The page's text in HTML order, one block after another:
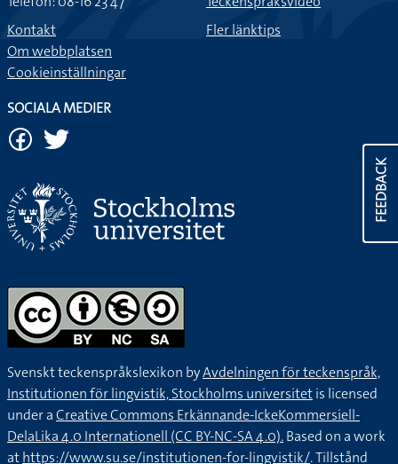
FEEDBACK
Kontakt
Om webbplatsen
Cookieinställningar
Fler länktips
SOCIALA MEDIER
Svenskt teckenspråkslexikon byAvdelningen för teckenspråk,
Institutionen för lingvistik, Stockholms universitetis licensed
under aCreative Commons Erkännande-IckeKommersiell-
DelaLika 4.0 Internationell (CC BY-NC-SA 4.0).Based on a work
athttps://www.su.se/institutionen-for-lingvistik/. Tillstånd